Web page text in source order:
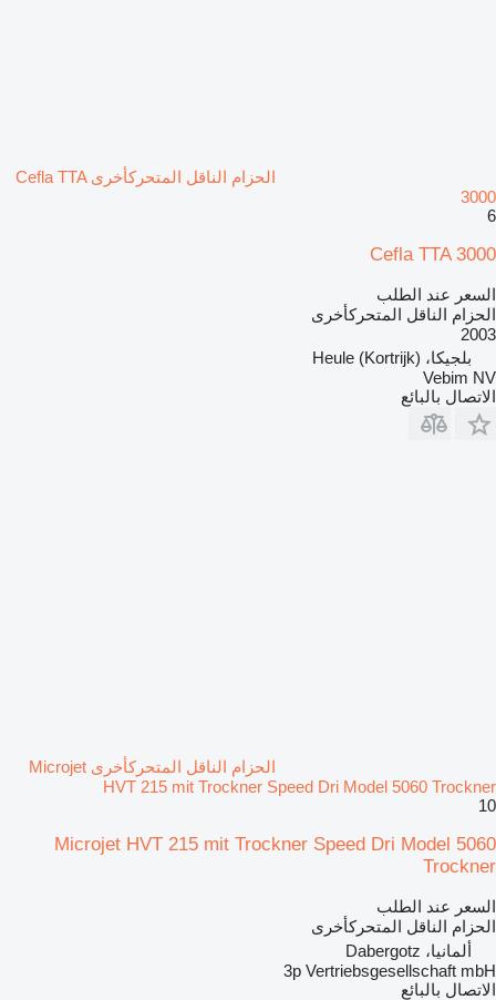
الحزام الناقل المتحركأخرى Cefla TTA
3000
6
Cefla TTA 3000
السعر عند الطلب
الحزام الناقل المتحركأخرى
2003
بلجيكا، Heule (Kortrijk)
Vebim NV
الاتصال بالبائع
الحزام الناقل المتحركأخرى Microjet
HVT 215 mit Trockner Speed Dri Model 5060 Trockner
10
Microjet HVT 215 mit Trockner Speed Dri Model 5060
Trockner
السعر عند الطلب
الحزام الناقل المتحركأخرى
ألمانيا، Dabergotz
3p Vertriebsgesellschaft mbH
الاتصال بالبائع